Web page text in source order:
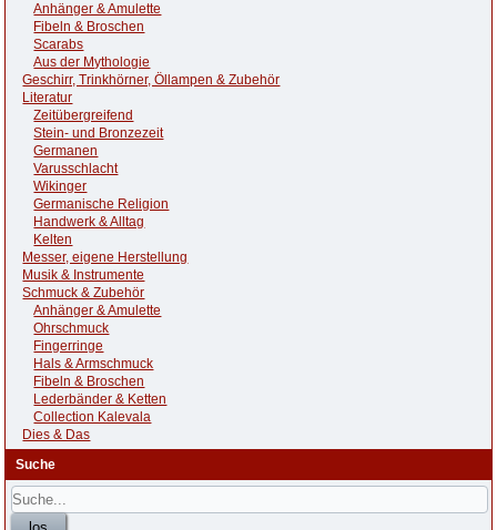
Anhänger & Amulette
Fibeln & Broschen
Scarabs
Aus der Mythologie
Geschirr, Trinkhörner, Öllampen & Zubehör
Literatur
Zeitübergreifend
Stein- und Bronzezeit
Germanen
Varusschlacht
Wikinger
Germanische Religion
Handwerk & Alltag
Kelten
Messer, eigene Herstellung
Musik & Instrumente
Schmuck & Zubehör
Anhänger & Amulette
Ohrschmuck
Fingerringe
Hals & Armschmuck
Fibeln & Broschen
Lederbänder & Ketten
Collection Kalevala
Dies & Das
Suche